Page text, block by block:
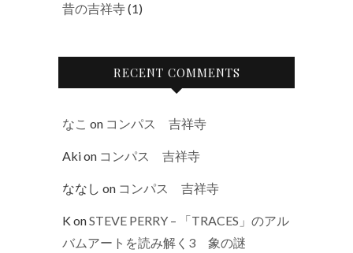
昔の吉祥寺(1)
RECENT COMMENTS
なこ on コンパス 吉祥寺
Akion コンパス 吉祥寺
ななし on コンパス 吉祥寺
KonSTEVE PERRY – 「TRACES」のアル
バムアートを読み解く3 象の謎